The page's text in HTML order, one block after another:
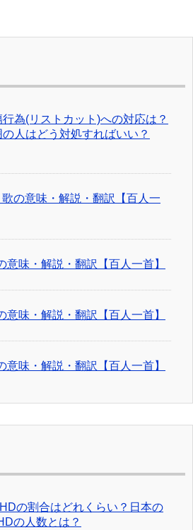
行為(リストカット)への対応は？
の人はどう対処すればいい？
の意味・解説・翻訳【百人一
意味・解説・翻訳【百人一首】
意味・解説・翻訳【百人一首】
意味・解説・翻訳【百人一首】
の割合はどれくらい？日本の
の人数とは？